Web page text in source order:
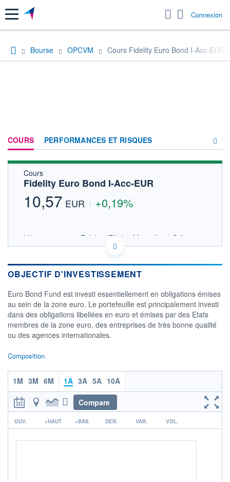
Menu Connexion
Bourse OPCVM Cours Fidelity Euro Bond I-Acc-EUR
COURS PERFORMANCES ET RISQUES
Cours
Fidelity Euro Bond I-Acc-EUR
10,57 EUR +0,19%
LU1322386183 - Fidelity (FIL Inv Mgmt (Lux) S.A.)
OPCVM DERNIER COURS CONNU AU 04/08/2026
03/12
10,6
10,8
CATÉGORIE MORNINGSTAR
Obligations EUR
Diversifiées
FONDS PARTENAIRES
TARIFS PRIVILÉGIÉS 0%
ÉLIGIBILITÉ
PEA PEA-PME BOURSOVIE LUX
BOURSOVIE
CTO BUSINESS
OBJECTIF D'INVESTISSEMENT
Euro Bond Fund est investi essentiellement en obligations émises
au sein de la zone euro. Le portefeuille est principalement investi
dans des obligations libellées en euro et émises par des Etats
membres de la zone euro, des entreprises de très bonne qualité
ou des agences internationales.
Composition
1M 3M 6M 1A 3A 5A 10A
Compare
r
OUV. +HAUT +BAS DER. VAR. VOL.